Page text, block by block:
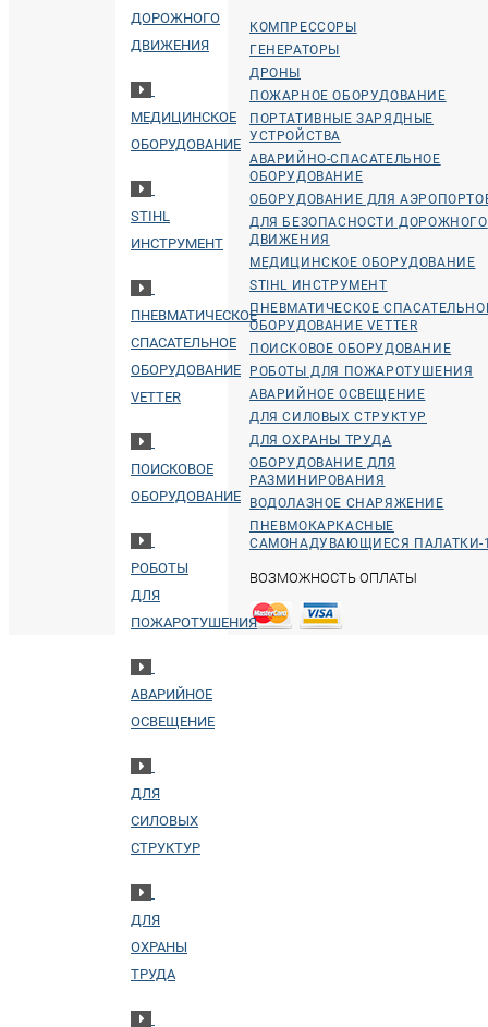
ДОРОЖНОГО
ДВИЖЕНИЯ
МЕДИЦИНСКОЕ
ОБОРУДОВАНИЕ
STIHL
ИНСТРУМЕНТ
ПНЕВМАТИЧЕСКОЕ
СПАСАТЕЛЬНОЕ
ОБОРУДОВАНИЕ
VETTER
ПОИСКОВОЕ
ОБОРУДОВАНИЕ
РОБОТЫ
ДЛЯ
ПОЖАРОТУШЕНИЯ
АВАРИЙНОЕ
ОСВЕЩЕНИЕ
ДЛЯ
СИЛОВЫХ
СТРУКТУР
ДЛЯ
ОХРАНЫ
ТРУДА
КОМПРЕССОРЫ
ГЕНЕРАТОРЫ
ДРОНЫ
ПОЖАРНОЕ ОБОРУДОВАНИЕ
ПОРТАТИВНЫЕ ЗАРЯДНЫЕ
УСТРОЙСТВА
АВАРИЙНО-СПАСАТЕЛЬНОЕ
ОБОРУДОВАНИЕ
ОБОРУДОВАНИЕ ДЛЯ
ДЛЯ БЕЗОПАСНОСТИ ДОРОЖНОГО
ДВИЖЕНИЯ
МЕДИЦИНСКОЕ ОБОРУДОВАНИЕ
STIHL ИНСТРУМЕНТ
ПНЕВМАТИЧЕСКОЕ
ОБОРУДОВАНИЕ VETTER
ПОИСКОВОЕ ОБОРУДОВАНИЕ
РОБОТЫ ДЛЯ ПОЖАРОТУШЕНИЯ
АВАРИЙНОЕ ОСВЕЩЕНИЕ
ДЛЯ СИЛОВЫХ СТРУКТУР
ДЛЯ ОХРАНЫ ТРУДА
ОБОРУДОВАНИЕ ДЛЯ
РАЗМИНИРОВАНИЯ
ВОДОЛАЗНОЕ СНАРЯЖЕНИЕ
ПНЕВМОКАРКАСНЫЕ
САМОНАДУВАЮЩИЕСЯ ПАЛАТКИ-
ВОЗМОЖНОСТЬ ОПЛАТЫ